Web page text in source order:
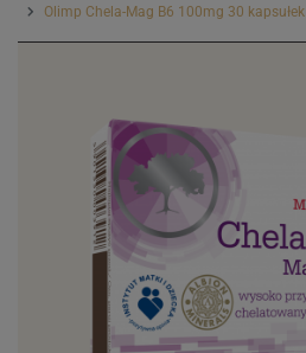
Olimp Chela-Mag B6 100mg 30 kapsułek